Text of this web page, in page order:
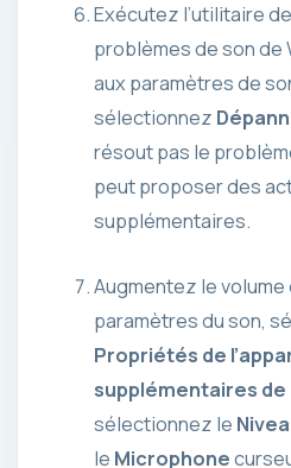
Exécutez l’utilitaire
problèmes de son de
aux paramètres de
sélectionnez
résout pas le
peut proposer des
supplémentaires.
Augmentez le volume
paramètres du son,
Propriétés de
supplémentaires de
sélectionnez le
le Microphone